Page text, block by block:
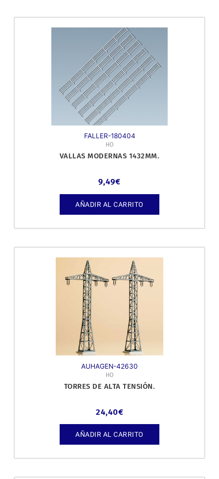
FALLER-180404
HO
VALLAS MODERNAS 1432MM.
9,49€
AÑADIR AL CARRITO
AUHAGEN-42630
HO
TORRES DE ALTA TENSIÓN.
24,40€
AÑADIR AL CARRITO